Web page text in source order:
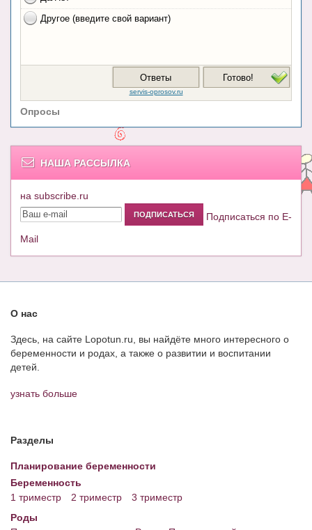
Опросы
НАША РАССЫЛКА
на subscribe.ru
Подписаться по E-
Mail
О нас
Здесь, на сайте Lopotun.ru, вы найдёте много интересного о
беременности и родах, а также о развитии и воспитании
детей.
узнать больше
Разделы
Планирование беременности
Беременность
1 триместр
2 триместр
3 триместр
Роды